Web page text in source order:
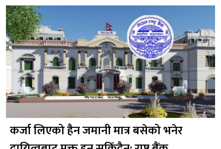
कर्जा लिएको हैन जमानी मात्र बसेको भनेर